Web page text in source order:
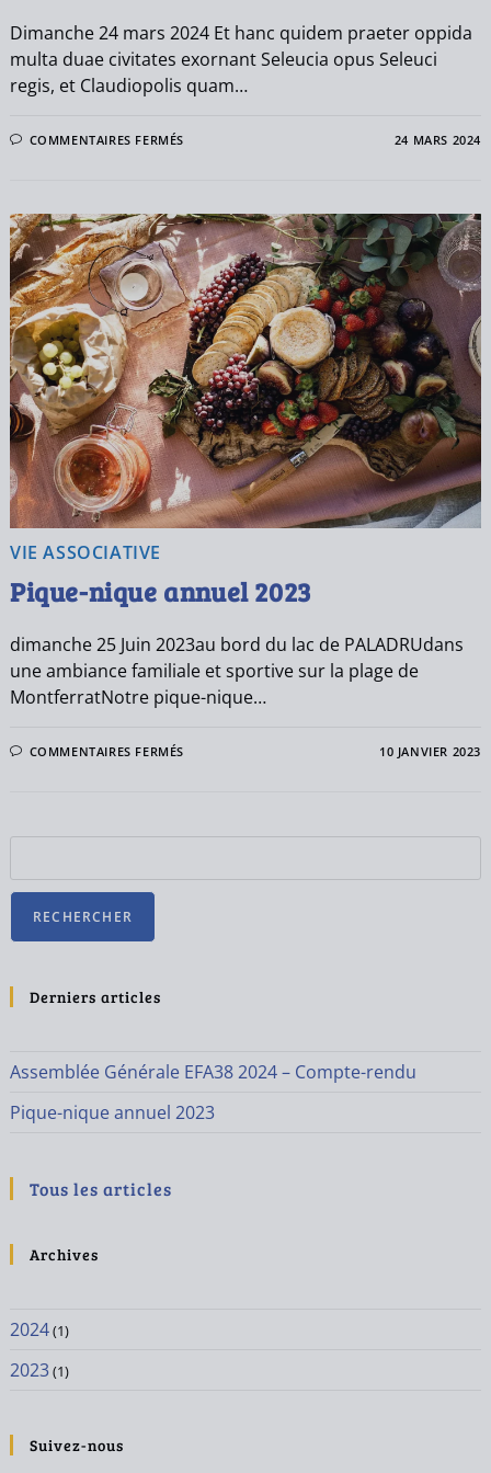
Dimanche 24 mars 2024 Et hanc quidem praeter oppida
multa duae civitates exornant Seleucia opus Seleuci
regis, et Claudiopolis quam…
COMMENTAIRES FERMÉS 24 MARS 2024
VIE ASSOCIATIVE
Pique-nique annuel 2023
dimanche 25 Juin 2023au bord du lac de PALADRUdans
une ambiance familiale et sportive sur la plage de
MontferratNotre pique-nique…
COMMENTAIRES FERMÉS 10 JANVIER 2023
RECHERCHER
Derniers articles
Assemblée Générale EFA38 2024 – Compte-rendu
Pique-nique annuel 2023
Tous les articles
Archives
2024(1)
2023(1)
Suivez-nous